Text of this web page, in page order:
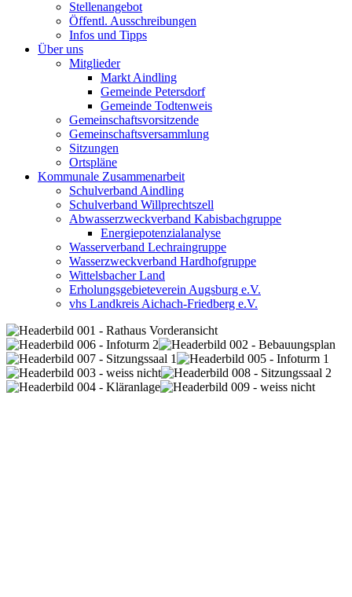
Stellenangebot
Öffentl. Ausschreibungen
Infos und Tipps
Über uns
Mitglieder
Markt Aindling
Gemeinde Petersdorf
Gemeinde Todtenweis
Gemeinschaftsvorsitzende
Gemeinschaftsversammlung
Sitzungen
Ortspläne
Kommunale Zusammenarbeit
Schulverband Aindling
Schulverband Willprechtszell
Abwasserzweckverband Kabisbachgruppe
Energiepotenzialanalyse
Wasserverband Lechraingruppe
Wasserzweckverband Hardhofgruppe
Wittelsbacher Land
Erholungsgebieteverein Augsburg e.V.
vhs Landkreis Aichach-Friedberg e.V.